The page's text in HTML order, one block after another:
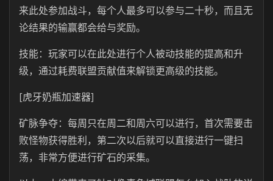
来此处参加战斗，每个人最多可以参与二十秒，而且无
论结果的输赢都会给与奖励。
技能：玩家可以在此处进行个人被动技能的提高和升
级，通过耗费联盟贡献值来解锁更高级的技能。
[虎牙奶瓶加速器]
矿脉争夺：每周只在周二和周六可以进行，首次需要击
败怪物获得胜利，第二次以后就可以直接进行一键扫
荡，非常方便进行矿石的采集。